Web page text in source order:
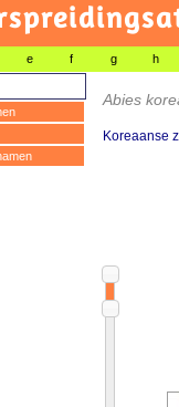
e f g h
Abies
Koreaanse